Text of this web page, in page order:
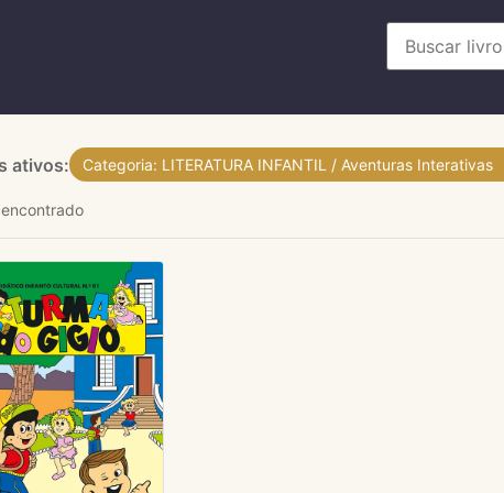
ativos: Categoria: LITERATURA INFANTIL / Aventuras Interativas